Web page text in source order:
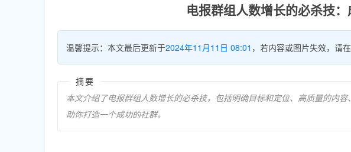
电报群组人数增长的必杀技
温馨提示：本文最后更新于2024年11月11日 08:01 ，若内容或图片失效，请
摘要
本文介绍了电报群组人数增长的必杀技，包括明确目标和定位、高质量的内
助你打造一个成功的社群。